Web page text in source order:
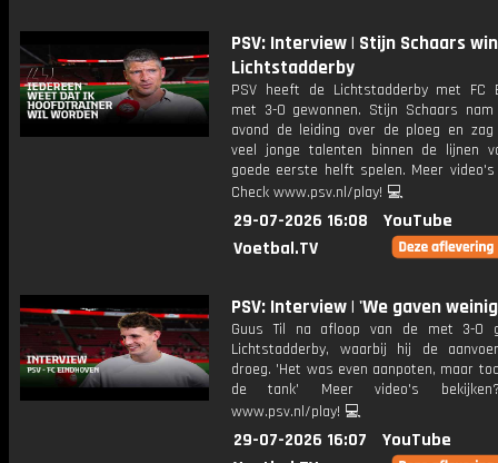
PSV: Interview | Stijn Schaars
Lichtstadderby
PSV heeft de Lichtstadderby met FC
met 3-0 gewonnen. Stijn Schaars
avond de leiding over de ploeg en
veel jonge talenten binnen de lijnen
goede eerste helft spelen. Meer video's
Check www.psv.nl/play! 💻
29-07-2026 16:08
YouTube
Voetbal.TV
PSV: Interview | 'We gaven
Guus Til na afloop van de met 3-0
Lichtstadderby, waarbij hij de
droeg. 'Het was even aanpoten, maar
de tank' Meer video's
www.psv.nl/play! 💻
29-07-2026 16:07
YouTube